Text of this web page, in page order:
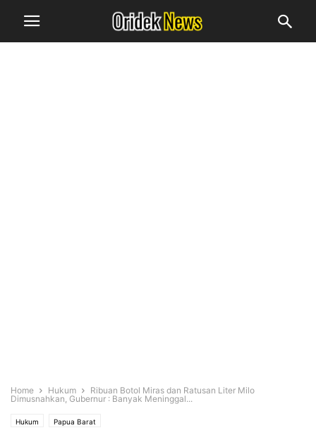
Home Hukum
Ribuan Botol Miras dan Ratusan Liter Milo
Dimusnahkan, Gubernur : Banyak Meninggal...
Hukum Papua Barat